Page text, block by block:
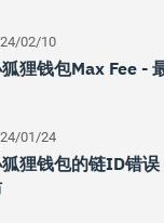
02/10
狸钱包Max Fee -
01/24
狸钱包的链ID错